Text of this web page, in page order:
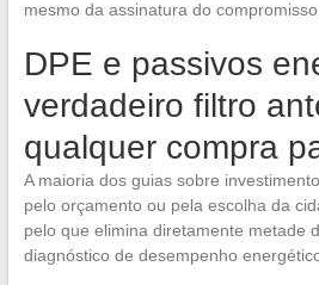
mesmo da assinatura do compromisso.
DPE e passivos
verdadeiro filtro
qualquer compra
A maioria dos guias sobre
pelo orçamento ou pela escolha da
pelo que elimina diretamente metade
diagnóstico de desempenho